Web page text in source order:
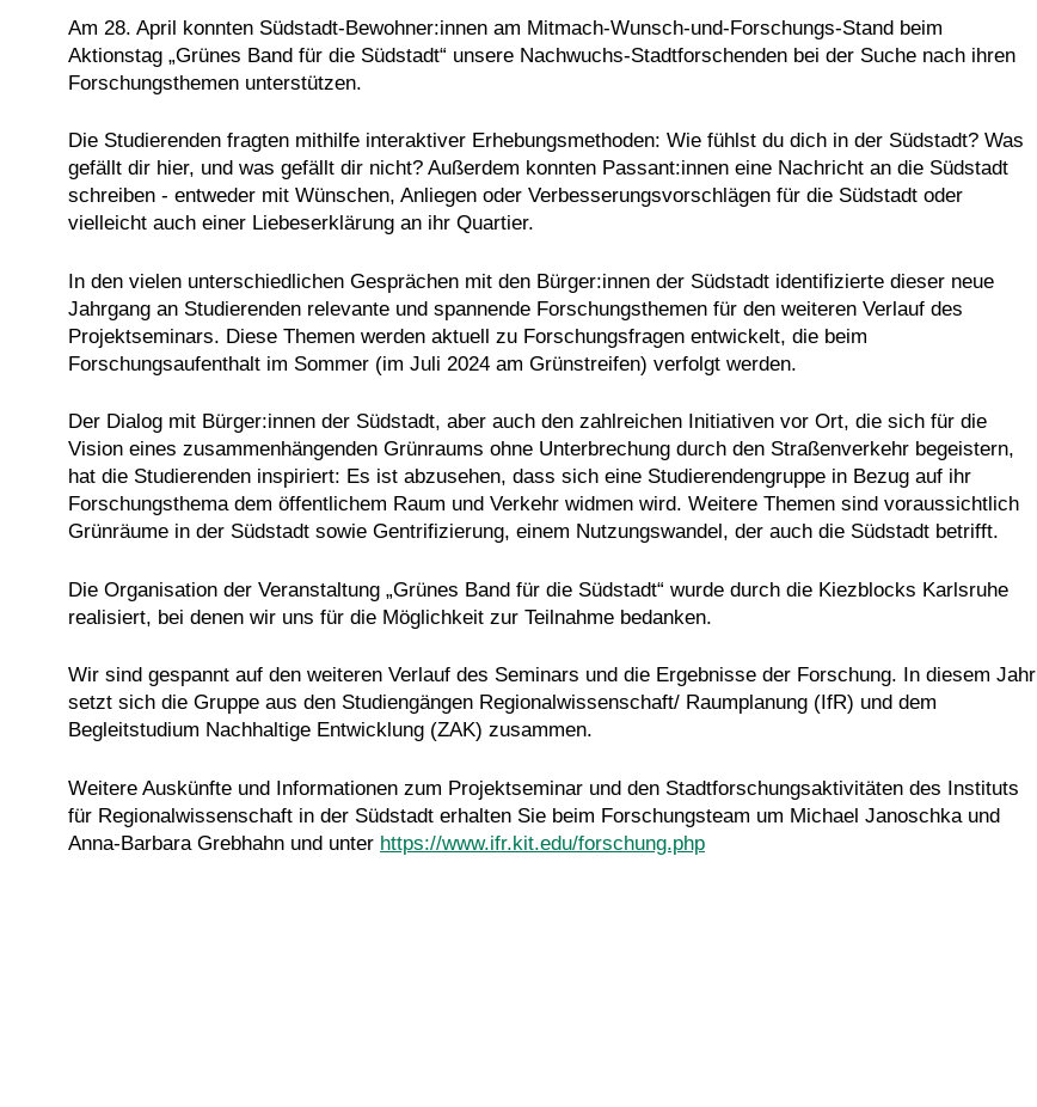
Am 28. April konnten Südstadt-Bewohner:innen am Mitmach-Wunsch-und-Forschungs-Stand beim
Aktionstag „Grünes Band für die Südstadt“ unsere Nachwuchs-Stadtforschenden bei der Suche nach ihren
Forschungsthemen unterstützen.
Die Studierenden fragten mithilfe interaktiver Erhebungsmethoden: Wie fühlst du dich in der Südstadt? Was
gefällt dir hier, und was gefällt dir nicht? Außerdem konnten Passant:innen eine Nachricht an die Südstadt
schreiben - entweder mit Wünschen, Anliegen oder Verbesserungsvorschlägen für die Südstadt oder
vielleicht auch einer Liebeserklärung an ihr Quartier.
In den vielen unterschiedlichen Gesprächen mit den Bürger:innen der Südstadt identifizierte dieser neue
Jahrgang an Studierenden relevante und spannende Forschungsthemen für den weiteren Verlauf des
Projektseminars. Diese Themen werden aktuell zu Forschungsfragen entwickelt, die beim
Forschungsaufenthalt im Sommer (im Juli 2024 am Grünstreifen) verfolgt werden.
Der Dialog mit Bürger:innen der Südstadt, aber auch den zahlreichen Initiativen vor Ort, die sich für die
Vision eines zusammenhängenden Grünraums ohne Unterbrechung durch den Straßenverkehr begeistern,
hat die Studierenden inspiriert: Es ist abzusehen, dass sich eine Studierendengruppe in Bezug auf ihr
Forschungsthema dem öffentlichem Raum und Verkehr widmen wird. Weitere Themen sind voraussichtlich
Grünräume in der Südstadt sowie Gentrifizierung, einem Nutzungswandel, der auch die Südstadt betrifft.
Die Organisation der Veranstaltung „Grünes Band für die Südstadt“ wurde durch die Kiezblocks Karlsruhe
realisiert, bei denen wir uns für die Möglichkeit zur Teilnahme bedanken.
Wir sind gespannt auf den weiteren Verlauf des Seminars und die Ergebnisse der Forschung. In diesem Jahr
setzt sich die Gruppe aus den Studiengängen Regionalwissenschaft/ Raumplanung (IfR) und dem
Begleitstudium Nachhaltige Entwicklung (ZAK) zusammen.
Weitere Auskünfte und Informationen zum Projektseminar und den Stadtforschungsaktivitäten des Instituts
für Regionalwissenschaft in der Südstadt erhalten Sie beim Forschungsteam um Michael Janoschka und
Anna-Barbara Grebhahn und unter https://www.ifr.kit.edu/forschung.php